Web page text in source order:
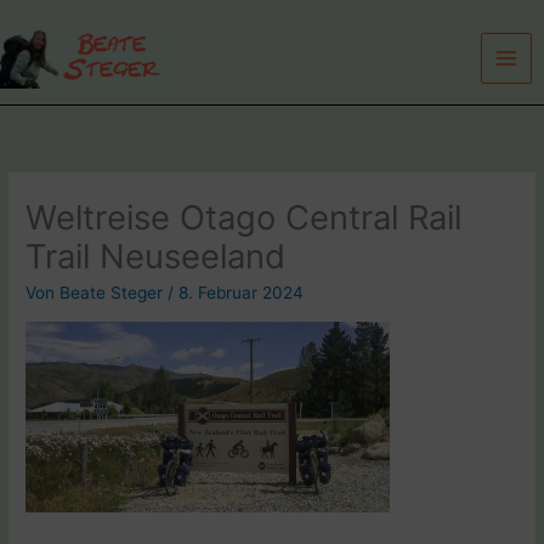
Inhalt
springen
Weltreise Otago Central Rail
Trail Neuseeland
Von Beate Steger / 8. Februar 2024